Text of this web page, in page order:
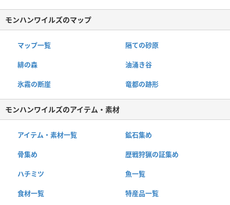
モンハンワイルズのマップ
マップ一覧 隔ての砂原
緋の森 油涌き谷
氷霧の断崖 竜都の跡形
モンハンワイルズのアイテム・素材
アイテム・素材一覧 鉱石集め
骨集め 歴戦狩猟の証集め
ハチミツ 魚一覧
食材一覧 特産品一覧